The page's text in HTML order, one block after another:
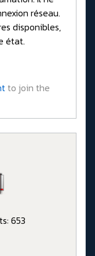
réseau.
disponibles,
état.
to join the
653